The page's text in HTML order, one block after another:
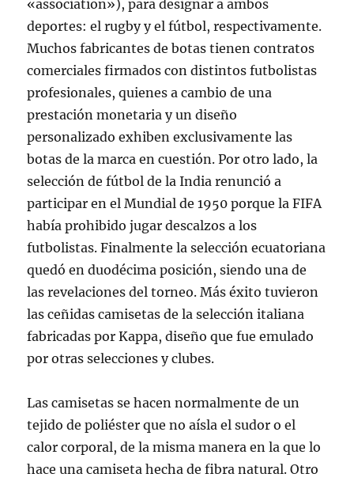
«association»), para designar a ambos
deportes: el rugby y el fútbol, respectivamente.
Muchos fabricantes de botas tienen contratos
comerciales firmados con distintos futbolistas
profesionales, quienes a cambio de una
prestación monetaria y un diseño
personalizado exhiben exclusivamente las
botas de la marca en cuestión. Por otro lado, la
selección de fútbol de la India renunció a
participar en el Mundial de 1950 porque la FIFA
había prohibido jugar descalzos a los
futbolistas. Finalmente la selección ecuatoriana
quedó en duodécima posición, siendo una de
las revelaciones del torneo. Más éxito tuvieron
las ceñidas camisetas de la selección italiana
fabricadas por Kappa, diseño que fue emulado
por otras selecciones y clubes.
Las camisetas se hacen normalmente de un
tejido de poliéster que no aísla el sudor o el
calor corporal, de la misma manera en la que lo
hace una camiseta hecha de fibra natural. Otro